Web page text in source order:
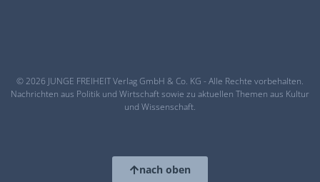
© 2026 JUNGE FREIHEIT Verlag GmbH & Co. KG - Alle Rechte vorbehalten.
Nachrichten aus Politik und Wirtschaft sowie zu aktuellen Themen aus Kultur
und Wissenschaft.
nach oben